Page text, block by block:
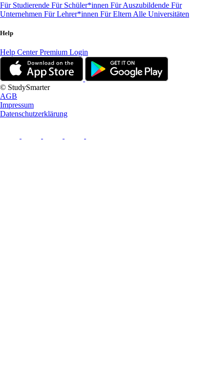
Für Studierende Für Schüler*innen Für Auszubildende Für
Unternehmen Für Lehrer*innen Für Eltern Alle Universitäten
Help
Help CenterPremium Login
© StudySmarter
AGB
Impressum
Datenschutzerklärung